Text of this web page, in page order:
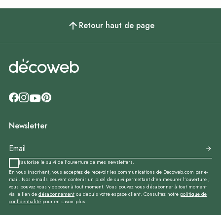
Retour haut de page
Newsletter
J'autorise le suivi de l'ouverture de mes newsletters.
En vous inscrivant, vous acceptez de recevoir les communications de Decoweb.com par e-
mail. Nos e-mails peuvent contenir un pixel de suivi permettant d’en mesurer l’ouverture ;
vous pouvez vous y opposer à tout moment. Vous pouvez vous désabonner à tout moment
via le lien de désabonnement ou depuis votre espace client. Consultez notre politique de
confidentialité pour en savoir plus.